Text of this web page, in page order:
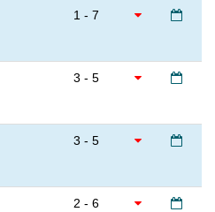
1 - 7
3 - 5
3 - 5
2 - 6